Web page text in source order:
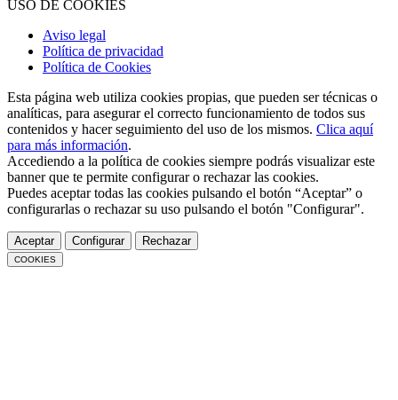
USO DE COOKIES
Aviso legal
Política de privacidad
Política de Cookies
Esta página web utiliza cookies propias, que pueden ser técnicas o
analíticas, para asegurar el correcto funcionamiento de todos sus
contenidos y hacer seguimiento del uso de los mismos. Clica aquí
para más información.
Accediendo a la política de cookies siempre podrás visualizar este
banner que te permite configurar o rechazar las cookies.
Puedes aceptar todas las cookies pulsando el botón “Aceptar” o
configurarlas o rechazar su uso pulsando el botón "Configurar".
Aceptar Configurar Rechazar
COOKIES